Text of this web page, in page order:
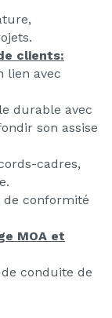
clients:
lien avec
durable avec
son assise
cadres,
de conformité
MOA et
conduite de